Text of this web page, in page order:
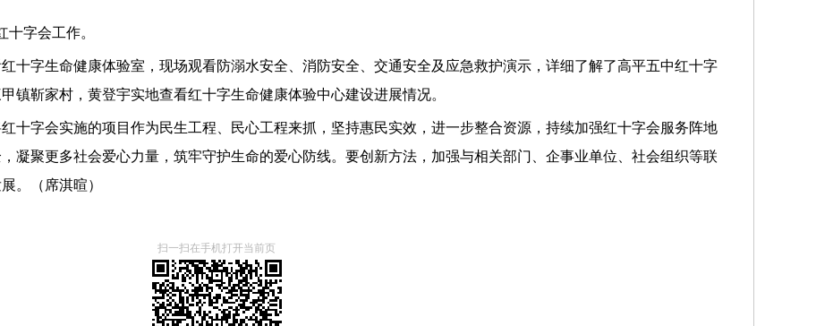
字会工作。
十字生命健康体验室，现场观看防溺水安全、消防安全、交通安全及应急救护演示，详细了解了高平五中红十字
镇靳家村，黄登宇实地查看红十字生命健康体验中心建设进展情况。
十字会实施的项目作为民生工程、民心工程来抓，坚持惠民实效，进一步整合资源，持续加强红十字会服务阵地
凝聚更多社会爱心力量，筑牢守护生命的爱心防线。要创新方法，加强与相关部门、企事业单位、社会组织等联
。（席淇暄）
扫一扫在手机打开当前页